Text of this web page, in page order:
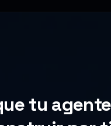
tu agente